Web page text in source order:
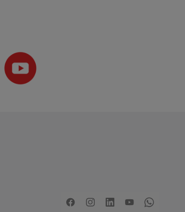
Facebook
Instagram
LinkedIn
YouTubeWhatsapp